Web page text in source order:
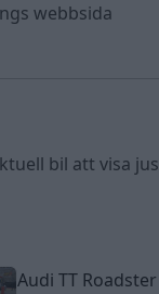
webbsida
bil att visa
Audi TT